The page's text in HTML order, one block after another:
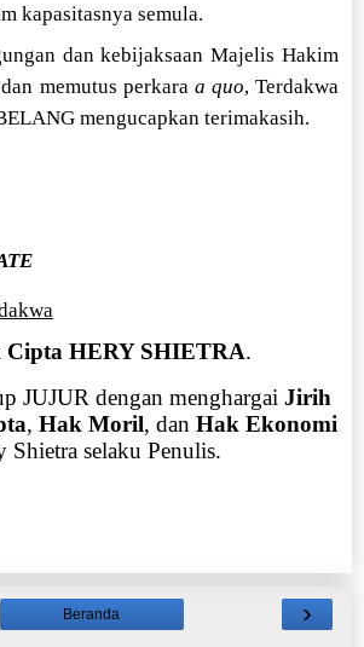
kapasitasnya semula.
dan kebijaksaan Majelis Hakim
memutus perkara a quo, Terdakwa
mengucapkan terimakasih.
Cipta HERY SHIETRA.
JUJUR dengan menghargaiJirih
,Hak Moril, danHak Ekonomi
Shietra selaku Penulis.
›
Beranda